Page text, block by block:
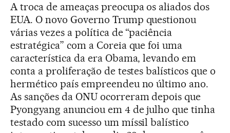
A troca de ameaças preocupa os aliados dos
EUA. O novo Governo Trump questionou
várias vezes a política de “paciência
estratégica” com a Coreia que foi uma
característica da era Obama, levando em
conta a proliferação de testes balísticos que o
hermético país empreendeu no último ano.
As sanções da ONU ocorreram depois que
Pyongyang anunciou em 4 de julho que tinha
testado com sucesso um míssil balístico